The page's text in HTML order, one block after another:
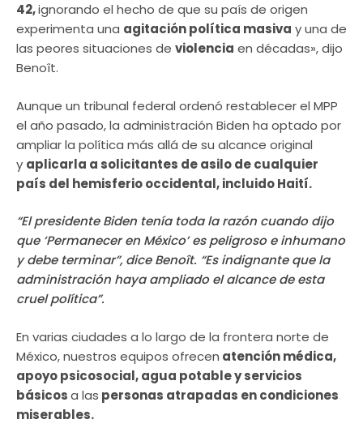
42,ignorando el hecho de que su país de origen
experimenta una agitación política masiva y una de
las peores situaciones de violencia en décadas», dijo
Benoît.
Aunque un tribunal federal ordenó restablecer el MPP
el año pasado, la administración Biden ha optado por
ampliar la política más allá de su alcance original
y aplicarla a solicitantes de asilo de cualquier
país del hemisferio occidental, incluido Haití.
“El presidente Biden tenía toda la razón cuando dijo
que ‘Permanecer en México’ es peligroso e inhumano
y debe terminar”, dice Benoît. “Es indignante que la
administración haya ampliado el alcance de esta
cruel política”.
En varias ciudades a lo largo de la frontera norte de
México, nuestros equipos ofrecen atención médica,
apoyo psicosocial, agua potable y servicios
básicosa las personas atrapadas en condiciones
miserables.